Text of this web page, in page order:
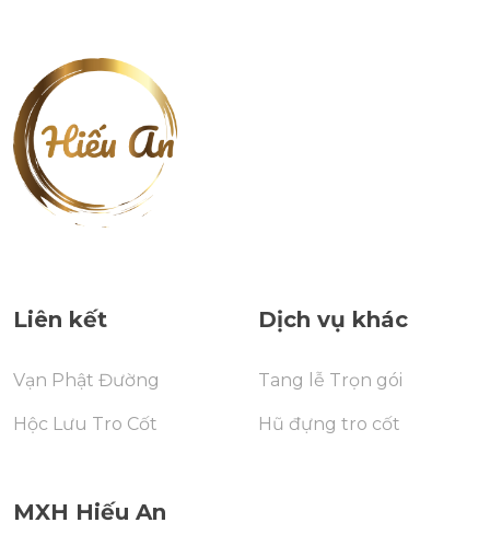
Liên kết
Vạn Phật Đường
Hộc Lưu Tro Cốt
Dịch vụ khác
Tang lễ Trọn gói
Hũ đựng tro cốt
MXH Hiếu An